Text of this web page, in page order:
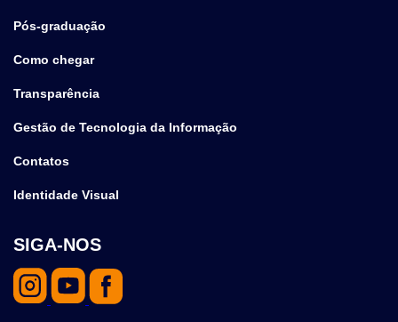
Pós-graduação
Como chegar
Transparência
Gestão de Tecnologia da Informação
Contatos
Identidade Visual
SIGA-NOS